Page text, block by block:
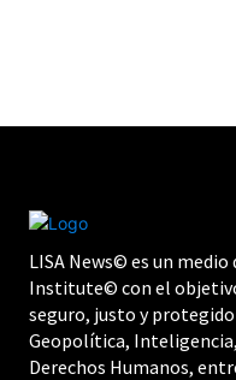
LISA News© es un
Institute© con el
seguro, justo y
Geopolítica,
Derechos Humanos,